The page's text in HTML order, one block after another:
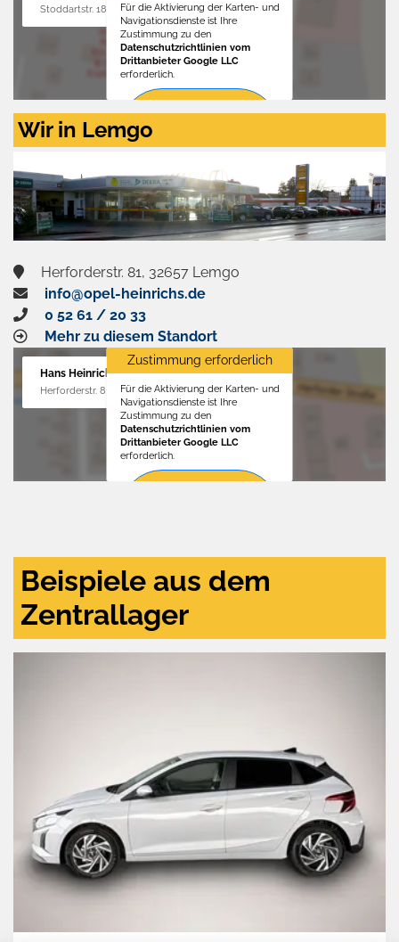
Stoddartstr. 18, 32758 DetmoldFür die Aktivierung der Karten- und
Navigationsdienste ist Ihre
Zustimmung zu den
Datenschutzrichtlinien vom
Drittanbieter Google LLC
erforderlich.
Zustimmen
aktivieren
Wir in Lemgo
Herforderstr. 81, 32657 Lemgo
info@opel-heinrichs.de
0 52 61 / 20 33
Mehr zu diesem Standort
Hans Heinrichs GmbH
Herforderstr. 81, 32657 Lemgo
Zustimmung erforderlich
Für die Aktivierung der Karten- und
Navigationsdienste ist Ihre
Zustimmung zu den
Datenschutzrichtlinien vom
Drittanbieter Google LLC
erforderlich.
Beispiele aus dem
Zentrallager